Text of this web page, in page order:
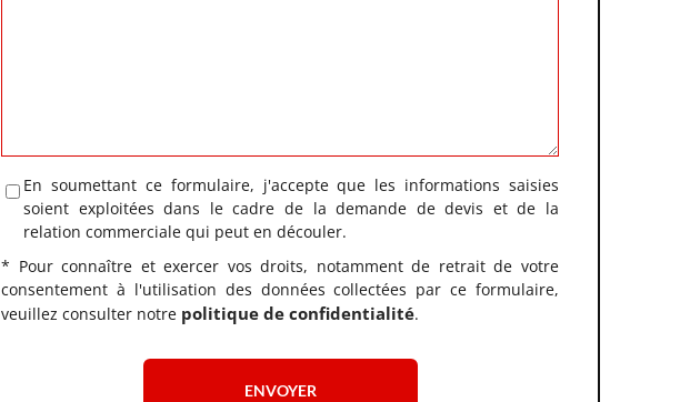
En soumettant ce formulaire, j'accepte que les informations saisies
soient exploitées dans le cadre de la demande de devis et de la
relation commerciale qui peut en découler.
* Pour connaître et exercer vos droits, notamment de retrait de votre
consentement à l'utilisation des données collectées par ce formulaire,
veuillez consulter notre politique de confidentialité.